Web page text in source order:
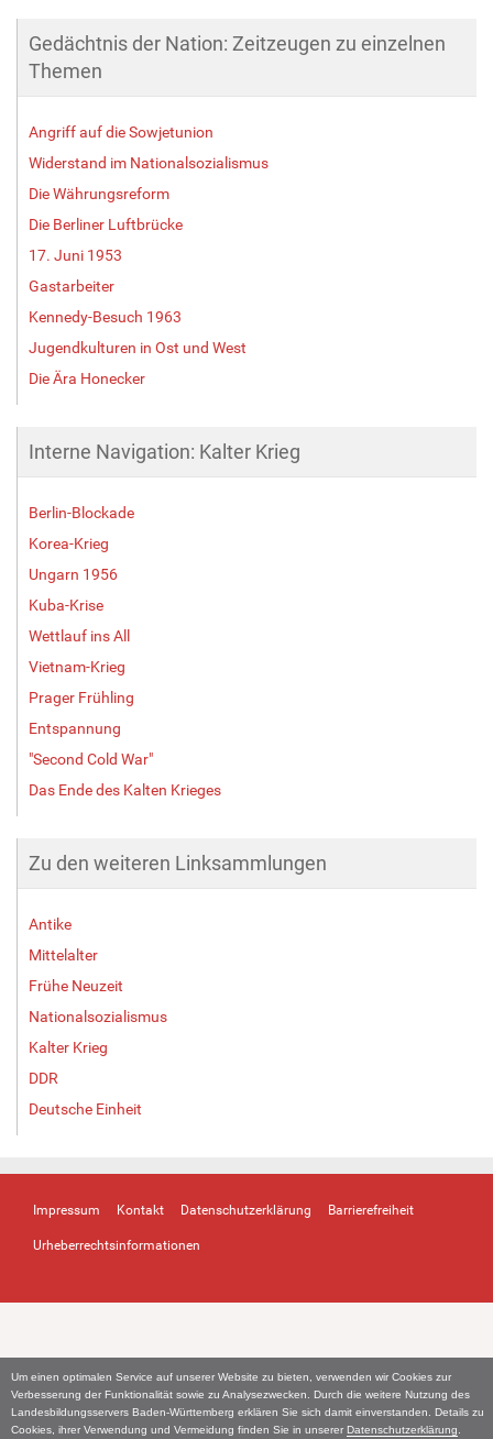
Um einen optimalen Service auf unserer Website zu bieten, verwenden wir Cookies zur
Verbesserung der Funktionalität sowie zu Analysezwecken. Durch die weitere Nutzung des
Landesbildungsservers Baden-Württemberg erklären Sie sich damit einverstanden. Details zu
Cookies, ihrer Verwendung und Vermeidung finden Sie in unserer Datenschutzerklärung
Gedächtnis der Nation: Zeitzeugen zu einzelnen
Themen
Angriff auf die Sowjetunion
Widerstand im Nationalsozialismus
Die Währungsreform
Die Berliner Luftbrücke
17. Juni 1953
Gastarbeiter
Kennedy-Besuch 1963
Jugendkulturen in Ost und West
Die Ära Honecker
Interne Navigation: Kalter Krieg
Berlin-Blockade
Korea-Krieg
Ungarn 1956
Kuba-Krise
Wettlauf ins All
Vietnam-Krieg
Prager Frühling
Entspannung
"Second Cold War"
Das Ende des Kalten Krieges
Zu den weiteren Linksammlungen
Antike
Mittelalter
Frühe Neuzeit
Nationalsozialismus
Kalter Krieg
DDR
Deutsche Einheit
Impressum Kontakt Datenschutzerklärung Barrierefreiheit
Urheberrechtsinformationen